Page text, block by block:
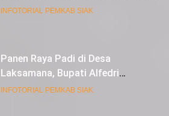
Hijriah di Lapangan Tugu Siak
INFOTORIAL PEMKAB SIAK
Panen Raya Padi di Desa
Laksamana, Bupati Alfedri
Serahkan 16 Unit Mesin Pompa Air
INFOTORIAL PEMKAB SIAK